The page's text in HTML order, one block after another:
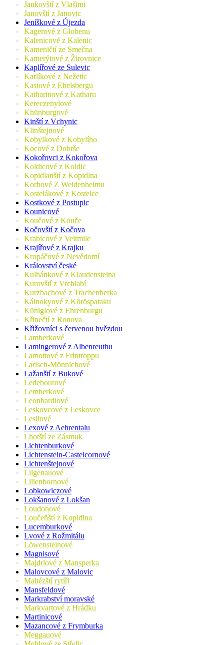
Jankovští z Vlašimi
Janovští z Janovic
Jeníškové z Újezda
Kagerové z Globenu
Kalenicové z Kalenic
Kameničtí ze Smečna
Kamerýtové z Žirovnice
Kaplířové ze Sulevic
Karlíkové z Nežetic
Kastové z Ebelsbergu
Katharinové z Katharu
Kereczenyiové
Khünburgové
Kinští z Vchynic
Klinštejnové
Kobylkové z Kobylího
Kocové z Dobrše
Kokořovci z Kokořova
Koldicové z Koldic
Kopidlanští z Kopidlna
Korbové Z Weidenheimu
Kostelákové z Kostelce
Kostkové z Postupic
Kounicové
Koučové z Kouče
Kočovští z Kočova
Krabicové z Veitmile
Krajířové z Krajku
Kropáčové z Nevědomí
Království české
Kulhánkové z Klaudensteina
Kurovští z Vrchlabí
Kurzbachové z Trachenberka
Kálnokyové z Köröspataku
Küniglové z Ehrenburgu
Křinečtí z Ronova
Křižovníci s červenou hvězdou
Lamberkové
Lamingerové z Albenreuthu
Lamottové z Frintroppu
Larisch-Mönnichové
Lažanští z Bukové
Ledebourové
Lemberkové
Leonhardiové
Leskovcové z Leskovce
Lesliové
Lexové z Aehrentalu
Lhotští ze Zásmuk
Lichtenburkové
Lichtenstein-Castelcornové
Lichtenštejnové
Lilgenauové
Lilienbornové
Lobkowiczové
Lokšanové z Lokšan
Loudonové
Loučeňští z Kopidlna
Lucemburkové
Lvové z Rožmitálu
Löwensteinové
Magnisové
Majdrlové z Mansperka
Malovcové z Malovic
Maltézští rytíři
Mansfeldové
Markrabství moravské
Markvartové z Hrádku
Martinicové
Mazancové z Frymburka
Meggauové